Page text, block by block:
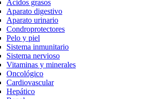
Acidos grasos
Aparato digestivo
Aparato urinario
Condroprotectores
Pelo y piel
Sistema inmunitario
Sistema nervioso
Vitaminas y minerales
Oncológico
Cardiovascular
Hepático